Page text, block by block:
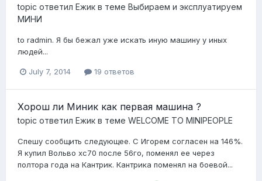
topic ответил Ежик в теме Выбираем и эксплуатируем
МИНИ
to radmin. Я бы бежал уже искать иную машину у иных
людей...
July 7, 2014 19 ответов
Хорош ли Миник как первая машина ?
topic ответил Ежик в теме WELCOME TO MINIPEOPLE
Спешу сообщить следующее. С Игорем согласен на 146%.
Я купил Вольво хс70 после 56го, поменял ее через
полтора года на Кантрик. Кантрика поменял на боевой...